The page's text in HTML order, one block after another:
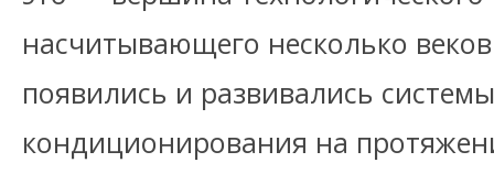
насчитывающего несколько
появились и развивались
кондиционирования на